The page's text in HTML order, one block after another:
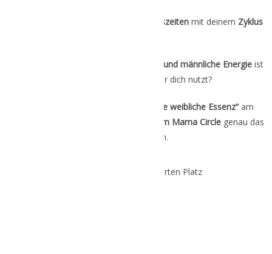
4 Jahreszeiten mit deinem Zyklus
weibliche und männliche Energieist
und wie du beides richtig für dich nutzt?
„Erfahre deine weibliche Essenz“am
Sonntag, 19.11.23 um 16:30h mit Nelli im Mama Circlegenau das
Richtige für dich.
Buche jetzt einen limitierten Platz